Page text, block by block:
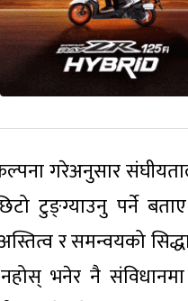
गरेअनुसार
टुङ्ग्याउनु पर्ने
र समन्वयको
नहोस् भनेर नै